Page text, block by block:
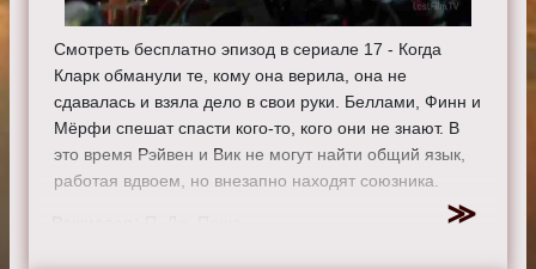
Смотреть бесплатно эпизод в сериале 17 - Когда
Кларк обманули те, кому она верила, она не
сдавалась и взяла дело в свои руки. Беллами, Финн и
Мёрфи спешат спасти кого-то, кого они не знают. В
это время Рэйвен и Вик не могут найти общий язык,
работая вдвоем, но внезапно находят союзника.